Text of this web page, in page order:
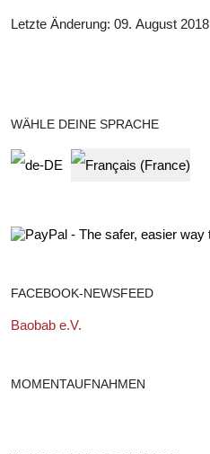
Letzte Änderung: 09. August 2018
WÄHLE DEINE SPRACHE
Select your language
FACEBOOK-NEWSFEED
Baobab e.V.
MOMENTAUFNAHMEN